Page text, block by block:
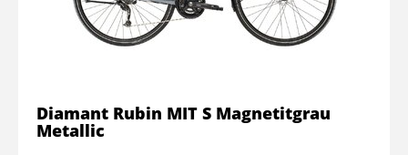
Diamant Rubin MIT S Magnetitgrau
Metallic